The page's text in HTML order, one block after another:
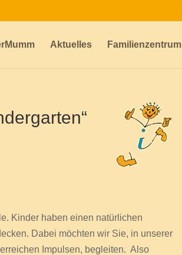
Aktuelles Familienzentrum
Kinder haben einen natürlichen
Dabei möchten wir Sie, in unserer
Impulsen, begleiten. Also